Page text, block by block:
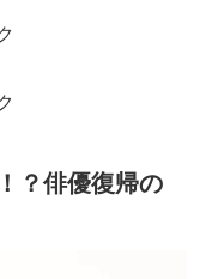
？俳優復帰の